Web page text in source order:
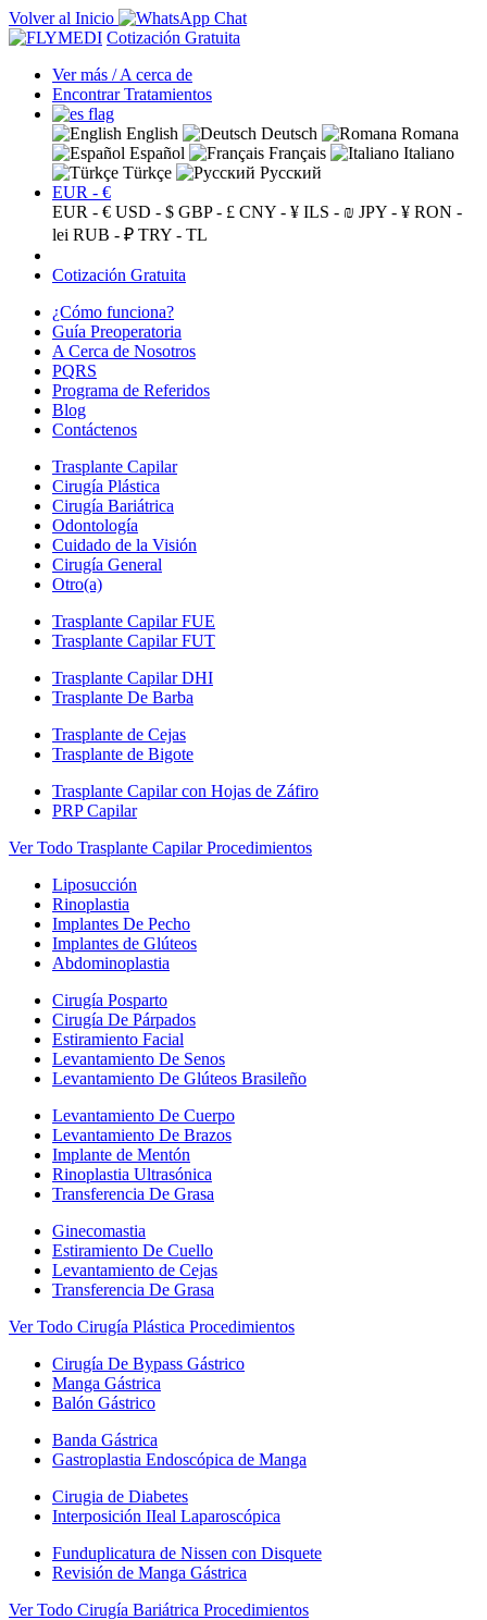
Volver al Inicio
Cotización Gratuita
Ver más / A cerca de
Encontrar Tratamientos
English Deutsch
Romana
Español
Français
Italiano
Türkçe
Русский
EUR - €
EUR - € USD - $ GBP - £ CNY - ¥ ILS - ₪ JPY - ¥ RON -
lei RUB - ₽ TRY - TL
Cotización Gratuita
¿Cómo funciona?
Guía Preoperatoria
A Cerca de Nosotros
PQRS
Programa de Referidos
Blog
Contáctenos
Trasplante Capilar
Cirugía Plástica
Cirugía Bariátrica
Odontología
Cuidado de la Visión
Cirugía General
Otro(a)
Trasplante Capilar FUE
Trasplante Capilar FUT
Trasplante Capilar DHI
Trasplante De Barba
Trasplante de Cejas
Trasplante de Bigote
Trasplante Capilar con Hojas de Záfiro
PRP Capilar
Ver Todo Trasplante Capilar Procedimientos
Liposucción
Rinoplastia
Implantes De Pecho
Implantes de Glúteos
Abdominoplastia
Cirugía Posparto
Cirugía De Párpados
Estiramiento Facial
Levantamiento De Senos
Levantamiento De Glúteos Brasileño
Levantamiento De Cuerpo
Levantamiento De Brazos
Implante de Mentón
Rinoplastia Ultrasónica
Transferencia De Grasa
Ginecomastia
Estiramiento De Cuello
Levantamiento de Cejas
Transferencia De Grasa
Ver Todo Cirugía Plástica Procedimientos
Cirugía De Bypass Gástrico
Manga Gástrica
Balón Gástrico
Banda Gástrica
Gastroplastia Endoscópica de Manga
Cirugia de Diabetes
Interposición IIeal Laparoscópica
Funduplicatura de Nissen con Disquete
Revisión de Manga Gástrica
Ver Todo Cirugía Bariátrica Procedimientos